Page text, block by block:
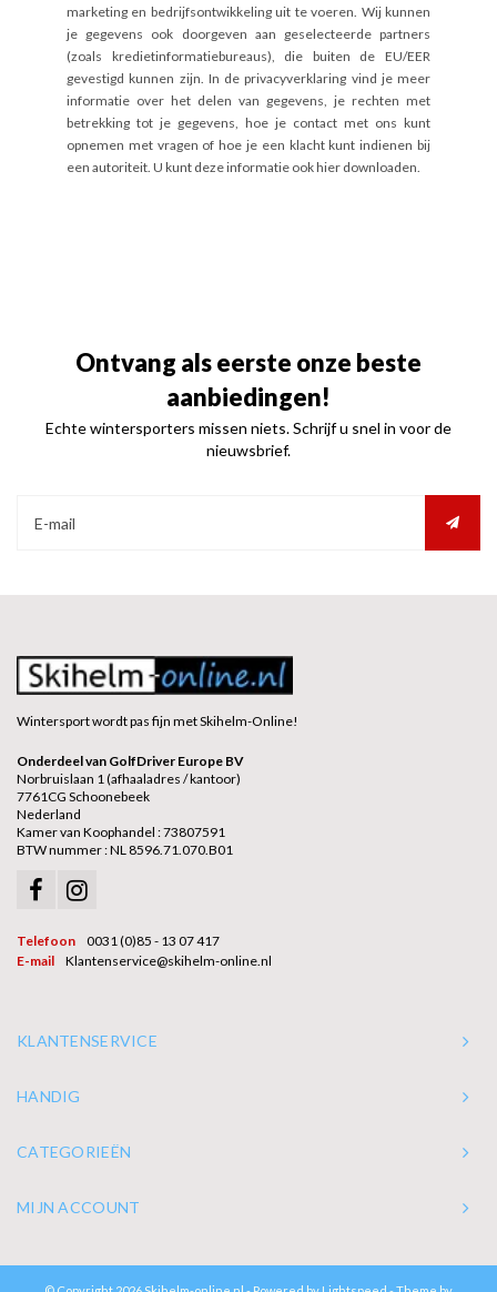
marketing en bedrijfsontwikkeling uit te voeren. Wij kunnen
je gegevens ook doorgeven aan geselecteerde partners
(zoals kredietinformatiebureaus), die buiten de EU/EER
gevestigd kunnen zijn. In de privacyverklaring vind je meer
informatie over het delen van gegevens, je rechten met
betrekking tot je gegevens, hoe je contact met ons kunt
opnemen met vragen of hoe je een klacht kunt indienen bij
een autoriteit. U kunt deze informatie ook hier downloaden.
Ontvang als eerste onze beste
aanbiedingen!
Echte wintersporters missen niets. Schrijf u snel in voor de
nieuwsbrief.
Wintersport wordt pas fijn met Skihelm-Online!
Onderdeel van GolfDriver Europe BV
Norbruislaan 1 (afhaaladres / kantoor)
7761CG Schoonebeek
Nederland
Kamer van Koophandel : 73807591
BTW nummer : NL 8596.71.070.B01
Telefoon
0031 (0)85 - 13 07 417
E-mail
Klantenservice@skihelm-online.nl
KLANTENSERVICE
HANDIG
CATEGORIEËN
MIJN ACCOUNT